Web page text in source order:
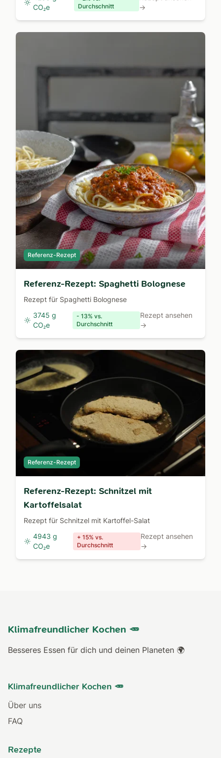
CO₂e
Durchschnitt
→
Referenz-Rezept
Referenz-Rezept: Spaghetti Bolognese
Rezept für Spaghetti Bolognese
3745 g
CO₂e
- 13% vs.
Durchschnitt
Rezept ansehen
→
Referenz-Rezept
Referenz-Rezept: Schnitzel mit
Kartoffelsalat
Rezept für Schnitzel mit Kartoffel-Salat
4943 g
CO₂e
+ 15% vs.
Durchschnitt
Rezept ansehen
→
Klimafreundlicher Kochen 🥕
Besseres Essen für dich und deinen Planeten 🌍
Klimafreundlicher Kochen 🥕
Über uns
FAQ
Rezepte